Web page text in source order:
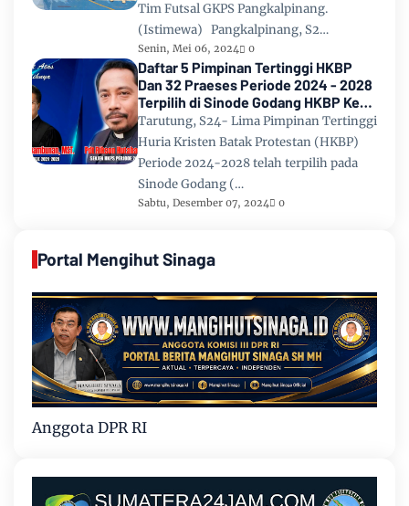
Tim Futsal GKPS Pangkalpinang.
(Istimewa) Pangkalpinang, S2…
Senin, Mei 06, 2024 0
Daftar 5 Pimpinan Tertinggi HKBP
Dan 32 Praeses Periode 2024 - 2028
Terpilih di Sinode Godang HKBP Ke
67 Tahun 2024
Tarutung, S24- Lima Pimpinan Tertinggi
Huria Kristen Batak Protestan (HKBP)
Periode 2024-2028 telah terpilih pada
Sinode Godang (…
Sabtu, Desember 07, 2024 0
Portal Mengihut Sinaga
Anggota DPR RI